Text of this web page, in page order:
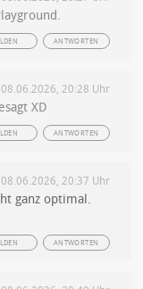
ANTWORTEN
08.06.2026, 20:28 Uhr
XD
ANTWORTEN
08.06.2026, 20:37 Uhr
ganz optimal.
ANTWORTEN